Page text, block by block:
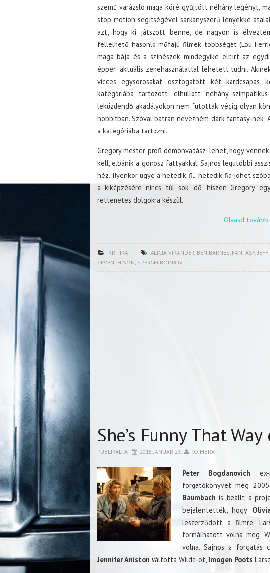
szemű varázsló maga köré gyűjtött néhány legényt,
stop motion segítségével sárkányszerű lényekké
azt, hogy ki játszott benne, de nagyon is
fellelhető hasonló műfajú filmek többségét (Lou
maga bája és a színészek mindegyike elbírt az
éppen aktuális zenehasználattal lehetett tudni.
vicces egysorosakat osztogatott két
kategóriába tartozott, elhullott néhány
leküzdendő akadályokon nem futottak végig olyan
hobbitban. Szóval bátran nevezném dark fantasy-
a kategóriába tartozni.
Gregory mester profi démonvadász, lehet, hogy
kell, elbánik a gonosz fattyakkal. Sajnos legutóbbi
néz. Ilyenkor ugye a hetedik fiú hetedik fia jöhet
a kiképzésére nincs túl sok idő, hiszen Gregory
rettenetes dolgokra készül.
Olvasd tovább
KRITIKA ALICIA VIKANDER, BEN BARNES, FANTASY,
SEVENTH SON, SZERGEJ BODROV
She’s Funny That
PUBLIKÁLTA 2015. JANUÁR 23. KOIMBRA
Peter Bogdanovich ex-
forgatókönyvet még
Baumbach is beállt a
bejelentették, hogy
leszerződött a filmre.
formálhatott volna meg,
volna. Sajnos a forgatás
Jennifer Aniston váltotta Wilde-ot, Imogen Poots